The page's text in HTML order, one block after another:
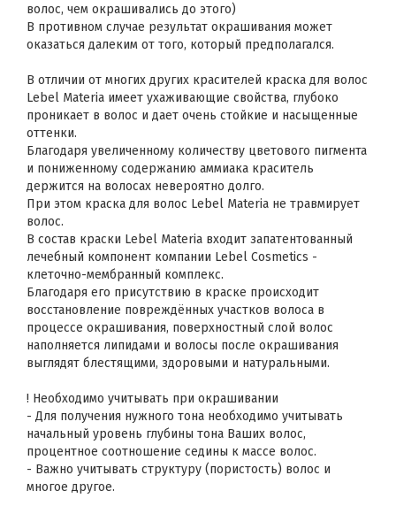
волос, чем окрашивались до этого)
В противном случае результат окрашивания может
оказаться далеким от того, который предполагался.
В отличии от многих других красителей краска для волос
Lebel Materia имеет ухаживающие свойства, глубоко
проникает в волос и дает очень стойкие и насыщенные
оттенки.
Благодаря увеличенному количеству цветового пигмента
и пониженному содержанию аммиака краситель
держится на волосах невероятно долго.
При этом краска для волос Lebel Materia не травмирует
волос.
В состав краски Lebel Materia входит запатентованный
лечебный компонент компании Lebel Cosmetics -
клеточно-мембранный комплекс.
Благодаря его присутствию в краске происходит
восстановление повреждённых участков волоса в
процессе окрашивания, поверхностный слой волос
наполняется липидами и волосы после окрашивания
выглядят блестящими, здоровыми и натуральными.
! Необходимо учитывать при окрашивании
- Для получения нужного тона необходимо учитывать
начальный уровень глубины тона Ваших волос,
процентное соотношение седины к массе волос.
- Важно учитывать структуру (пористость) волос и
многое другое.